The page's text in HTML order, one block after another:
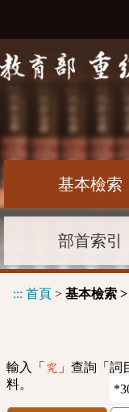
基本檢索
部首索引
::: 首頁 > 基本檢索
輸入「 究 」查詢「詞
料。